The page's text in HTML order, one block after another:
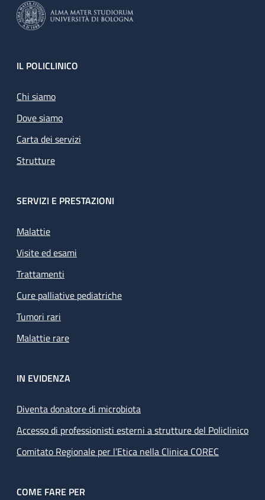
Footer
IL POLICLINICO
Chi siamo
Dove siamo
Carta dei servizi
Strutture
SERVIZI E PRESTAZIONI
Malattie
Visite ed esami
Trattamenti
Cure palliative pediatriche
Tumori rari
Malattie rare
IN EVIDENZA
Diventa donatore di microbiota
Accesso di professionisti esterni a strutture del Policlinico
Comitato Regionale per l’Etica nella Clinica COREC
COME FARE PER